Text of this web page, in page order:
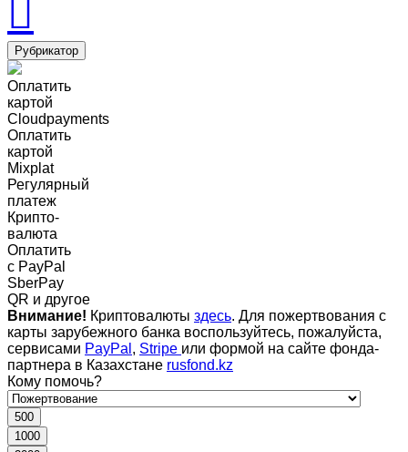
Рубрикатор
Оплатить
картой
Cloudpayments
Оплатить
картой
Mixplat
Регулярный
платеж
Крипто-
валюта
Оплатить
c PayPal
SberPay
QR и другое
Внимание! Криптовалюты здесь. Для пожертвования с
карты зарубежного банка воспользуйтесь, пожалуйста,
сервисами PayPal , Stripe или формой на сайте фонда-
партнера в Казахстане rusfond.kz
Кому помочь?
500
1000